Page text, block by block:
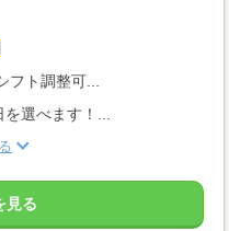
ト調整可...
選べます！...
見る